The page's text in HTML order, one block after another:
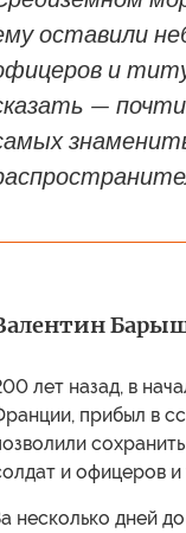
оставили
и
— почти
лет назад, в
прибыл в
и офицеров и
несколько дней